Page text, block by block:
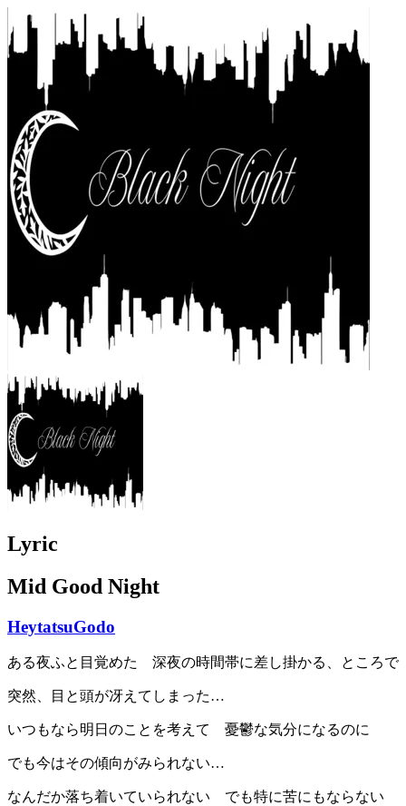
Lyric
Mid Good Night
HeytatsuGodo
ある夜ふと目覚めた 深夜の時間帯に差し掛かる、ところで
突然、目と頭が冴えてしまった…
いつもなら明日のことを考えて 憂鬱な気分になるのに
でも今はその傾向がみられない…
なんだか落ち着いていられない でも特に苦にもならない